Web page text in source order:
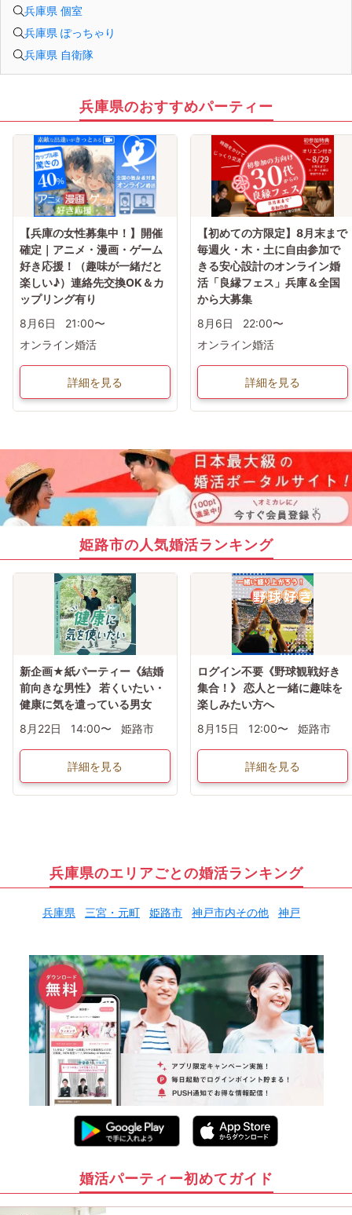
兵庫県 個室
兵庫県 ぽっちゃり
兵庫県 自衛隊
兵庫県のおすすめパーティー
【兵庫の女性募集中！】開催
確定｜アニメ・漫画・ゲーム
好き応援！（趣味が一緒だと
楽しい♪）連絡先交換OK＆カ
ップリング有り
8月6日
21:00〜
オンライン婚活
詳細を見る
【初めての方限定】8月末まで
毎週火・木・土に自由参加で
きる安心設計のオンライン婚
活「良縁フェス」兵庫＆全国
から大募集
8月6日
22:00〜
オンライン婚活
詳細を見る
姫路市の人気婚活ランキング
新企画★紙パーティー《結婚
前向きな男性》 若くいたい・
健康に気を遣っている男女
8月22日
14:00〜 姫路市
詳細を見る
ログイン不要《野球観戦好き
集合！》 恋人と一緒に趣味を
楽しみたい方へ
8月15日
12:00〜 姫路市
詳細を見る
兵庫県のエリアごとの婚活ランキング
兵庫県 三宮・元町 姫路市 神戸市内その他 神戸
婚活パーティー初めてガイド